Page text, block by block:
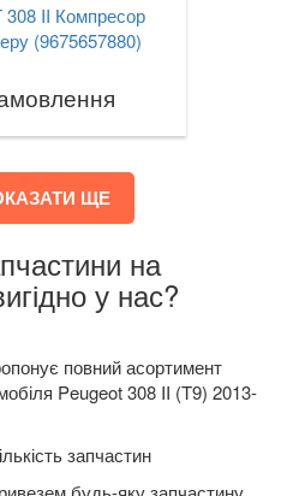
308 II Компресор
(9675657880)
ЩЕ
на
у нас?
повний асортимент
Peugeot 308 II (T9) 2013-
запчастин